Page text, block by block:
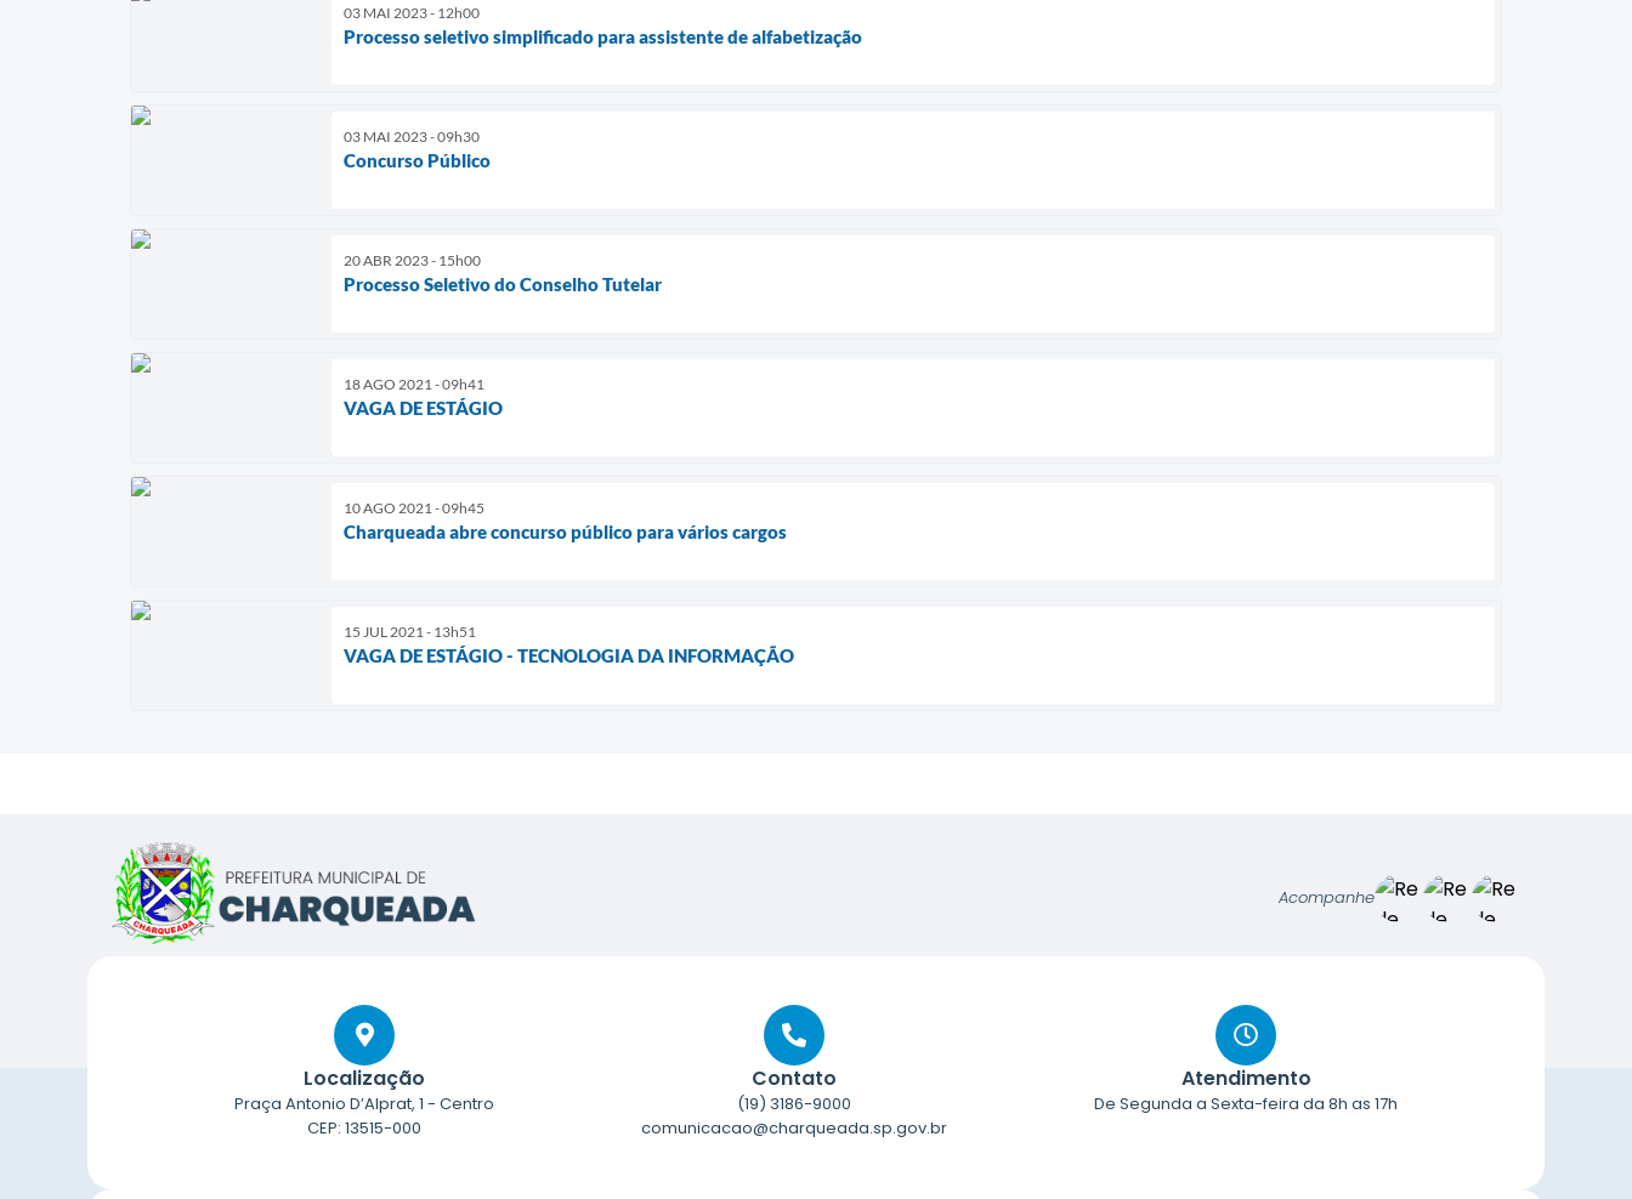
03 MAI 2023 - 12h00
Processo seletivo simplificado para assistente de alfabetização
03 MAI 2023 - 09h30
Concurso Público
20 ABR 2023 - 15h00
Processo Seletivo do Conselho Tutelar
18 AGO 2021 - 09h41
VAGA DE ESTÁGIO
10 AGO 2021 - 09h45
Charqueada abre concurso público para vários cargos
15 JUL 2021 - 13h51
VAGA DE ESTÁGIO - TECNOLOGIA DA INFORMAÇÃO
Acompanhe
Localização
Praça Antonio D’Alprat, 1 - Centro
CEP: 13515-000
Contato
(19) 3186-9000
comunicacao@charqueada.sp.gov.br
Atendimento
De Segunda a Sexta-feira da 8h as 17h